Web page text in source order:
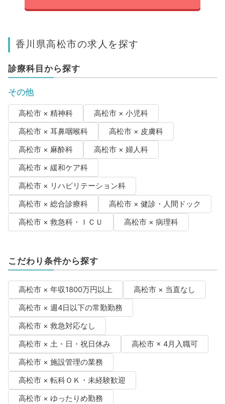
香川県高松市の求人を探す
診療科目から探す
その他
高松市 × 精神科
高松市 × 小児科
高松市 × 耳鼻咽喉科
高松市 × 皮膚科
高松市 × 麻酔科
高松市 × 婦人科
高松市 × 緩和ケア科
高松市 × リハビリテーション科
高松市 × 総合診療科
高松市 × 健診・人間ドック
高松市 × 救急科・ＩＣＵ
高松市 × 病理科
こだわり条件から探す
高松市 × 年収1800万円以上
高松市 × 当直なし
高松市 × 週4日以下の常勤勤務
高松市 × 救急対応なし
高松市 × 土・日・祝日休み
高松市 × 4月入職可
高松市 × 施設管理の業務
高松市 × 転科ＯＫ・未経験歓迎
高松市 × ゆったりめ勤務